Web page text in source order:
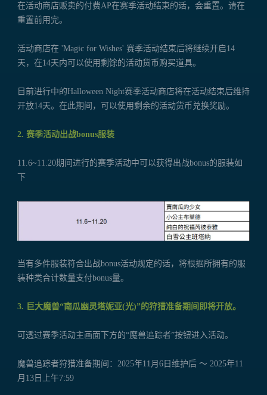
在活动商店贩卖的付费AP在赛季活动结束的话，会重置。请在
重置前用完。
活动商店在 'Magic for Wishes' 赛季活动结束后将继续开启14
天，在14天内可以使用剩馀的活动货币购买道具。
目前进行中的Halloween Night赛季活动商店将在活动结束后维持
开放14天。在此期间，可以使用剩余的活动货币兑换奖励。
2. 赛季活动出战bonus服装
11.6~11.20期间进行的赛季活动中可以获得出战bonus的服装如
下
当有多件服装符合出战bonus活动规定的话，将根据所拥有的服
装种类合计数量支付bonus量。
3. 巨大魔兽“南瓜幽灵塔妮亚(光)”的狩猎准备期间即将开放。
可透过赛季活动主画面下方的“魔兽追踪者”按钮进入活动。
魔兽追踪者狩猎准备期间：2025年11月6日维护后 ～ 2025年11
月13日上午7:59